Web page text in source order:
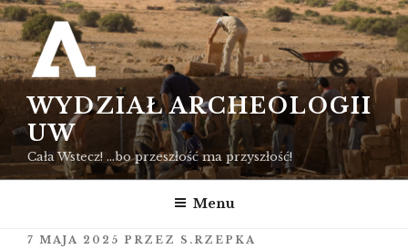
Przejdź
do
treści
WYDZIAŁ ARCHEOLOGII
UW
Cała Wstecz! …bo przeszłość ma przyszłość!
Menu
OPUBLIKOWANE
7 MAJA 2025 PRZEZ S.RZEPKA